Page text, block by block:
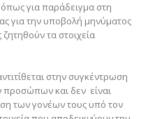
για παράδειγμα στη
για την υποβολή μηνύματος
τα στοιχεία
στην συγκέντρωση
και δεν είναι
των γονέων τους υπό τον